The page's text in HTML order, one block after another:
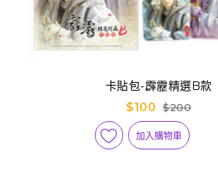
卡貼包-霹靂精選B款
$100
$200
加入購物車